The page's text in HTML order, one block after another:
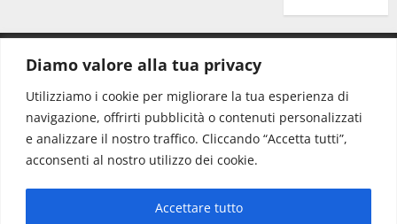
Diamo valore alla tua privacy
Utilizziamo i cookie per migliorare la tua esperienza di
navigazione, offrirti pubblicità o contenuti personalizzati
e analizzare il nostro traffico. Cliccando “Accetta tutti”,
acconsenti al nostro utilizzo dei cookie.
Accettare tutto
Redazione: redazione@www.martinasera.it
Direttore:direttore@www.martinasera.it
Info & Commerciale:info@www.martinasera.it